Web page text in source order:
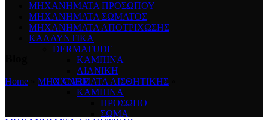
ΜΗΧΑΝΗΜΑΤΑ ΠΡΟΣΩΠΟΥ
ΜΗΧΑΝΗΜΑΤΑ ΣΩΜΑΤΟΣ
ΜΗΧΑΝΗΜΑΤΑ ΑΠΟΤΡΙΧΩΣΗΣ
ΚΑΛΛΥΝΤΙΚΑ
DERMATUDE
ΚΑΜΠΙΝΑ
ΛΙΑΝΙΚΗ
O’CARE
ΚΑΜΠΙΝΑ
ΠΡΟΣΩΠΟ
ΣΩΜΑ
Home ΜΗΧΑΝΗΜΑΤΑ ΑΙΣΘΗΤΙΚΗΣ